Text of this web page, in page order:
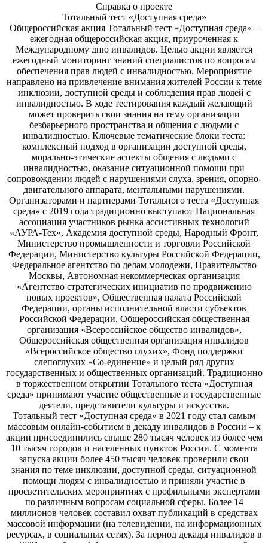
Справка о проекте
Тотальный тест «Доступная среда»
Общероссийская акция Тотальный тест «Доступная среда» –
ежегодная общероссийская акция, приуроченная к
Международному дню инвалидов. Целью акции является
ежегодный мониторинг знаний специалистов по вопросам
обеспечения прав людей с инвалидностью. Мероприятие
направлено на привлечение внимания жителей России к теме
инклюзии, доступной среды и соблюдения прав людей с
инвалидностью. В ходе тестирования каждый желающий
может проверить свои знания на тему организации
безбарьерного пространства и общения с людьми с
инвалидностью. Ключевые тематические блоки теста:
комплексный подход в организации доступной среды,
морально-этические аспекты общения с людьми с
инвалидностью, оказание ситуационной помощи при
сопровождении людей с нарушениями слуха, зрения, опорно-
двигательного аппарата, ментальными нарушениями.
Организаторами и партнерами Тотального теста «Доступная
среда» с 2019 года традиционно выступают Национальная
ассоциация участников рынка ассистивных технологий
«АУРА-Тех», Академия доступной среды, Народный Фронт,
Министерство промышленности и торговли Российской
Федерации, Министерство культуры Российской Федерации,
Федеральное агентство по делам молодежи, Правительство
Москвы, Автономная некоммерческая организация
«Агентство стратегических инициатив по продвижению
новых проектов», Общественная палата Российской
Федерации, органы исполнительной власти субъектов
Российской Федерации, Общероссийская общественная
организация «Всероссийское общество инвалидов»,
Общероссийская общественная организация инвалидов
«Всероссийское общество глухих», Фонд поддержки
слепоглухих «Со-единение» и целый ряд других
государственных и общественных организаций. Традиционно
в торжественном открытии Тотального теста «Доступная
среда» принимают участие общественные и государственные
деятели, представители культуры и искусства.
Тотальный тест «Доступная среда» в 2021 году стал самым
массовым онлайн-событием в декаду инвалидов в России – к
акции присоединились свыше 280 тысяч человек из более чем
10 тысяч городов и населенных пунктов России. С момента
запуска акции более 450 тысяч человек проверили свои
знания по теме инклюзии, доступной среды, ситуационной
помощи людям с инвалидностью и приняли участие в
просветительских мероприятиях с профильными экспертами
по различным вопросам социальной сферы. Более 14
миллионов человек составил охват публикаций в средствах
массовой информации (на телевидении, на информационных
ресурсах, в социальных сетях). За период декады инвалидов в